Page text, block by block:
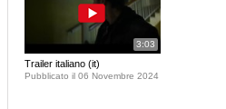
3:03
Trailer italiano (it)
Pubblicato il 06 Novembre 2024